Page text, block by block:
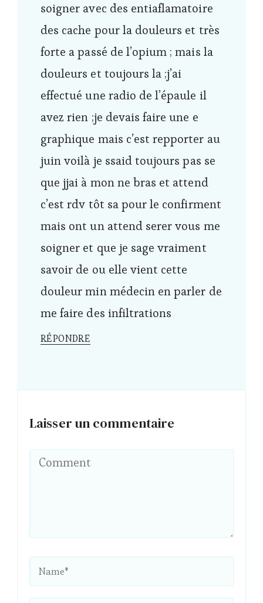
soigner avec des entiaflamatoire
des cache pour la douleurs et très
forte a passé de l’opium ; mais la
douleurs et toujours la ;j’ai
effectué une radio de l’épaule il
avez rien ;je devais faire une e
graphique mais c’est repporter au
juin voilà je ssaid toujours pas se
que jjai à mon ne bras et attend
c’est rdv tôt sa pour le confirment
mais ont un attend serer vous me
soigner et que je sage vraiment
savoir de ou elle vient cette
douleur min médecin en parler de
me faire des infiltrations
RÉPONDRE
Laisser un commentaire